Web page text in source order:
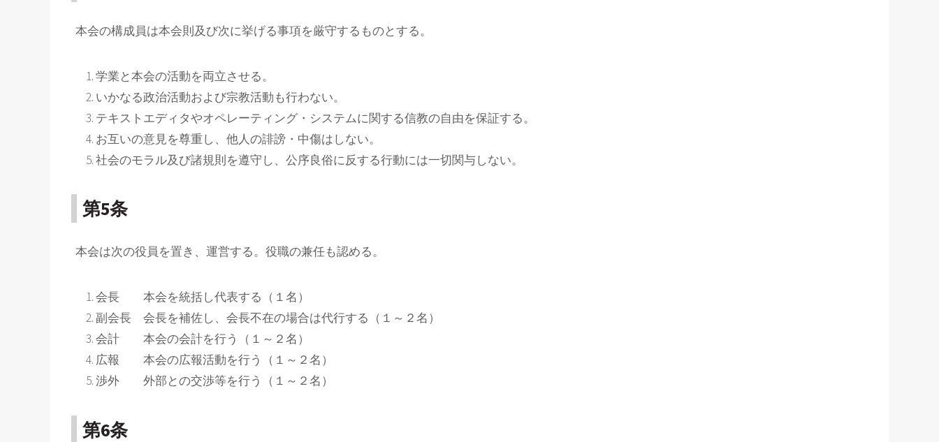
本会の構成員は本会則及び次に挙げる事項を厳守するものとする。
学業と本会の活動を両立させる。
いかなる政治活動および宗教活動も行わない。
テキストエディタやオペレーティング・システムに関する信教の自由を保証する。
お互いの意見を尊重し、他人の誹謗・中傷はしない。
社会のモラル及び諸規則を遵守し、公序良俗に反する行動には一切関与しない。
第5条
本会は次の役員を置き、運営する。役職の兼任も認める。
会長 本会を統括し代表する（１名）
副会長 会長を補佐し、会長不在の場合は代行する（１～２名）
会計 本会の会計を行う（１～２名）
広報 本会の広報活動を行う（１～２名）
渉外 外部との交渉等を行う（１～２名）
第6条